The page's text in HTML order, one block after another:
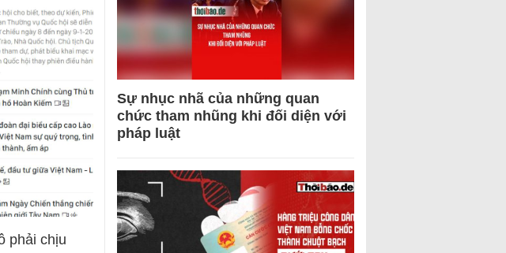
phải chịu
Sự nhục nhã của những quan
chức tham nhũng khi đối diện với
pháp luật